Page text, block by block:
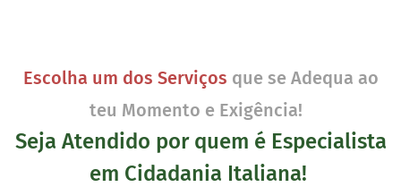
Escolha um dos Serviços que se Adequa ao
teu Momento e Exigência!
Seja Atendido por quem é Especialista
em Cidadania Italiana!